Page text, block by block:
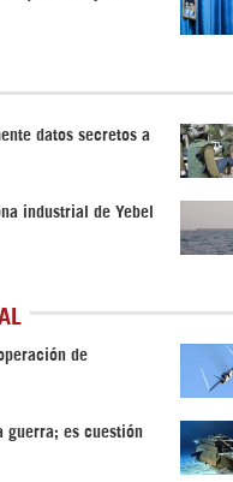
datos secretos a
industrial de Yebel
de
guerra; es cuestión